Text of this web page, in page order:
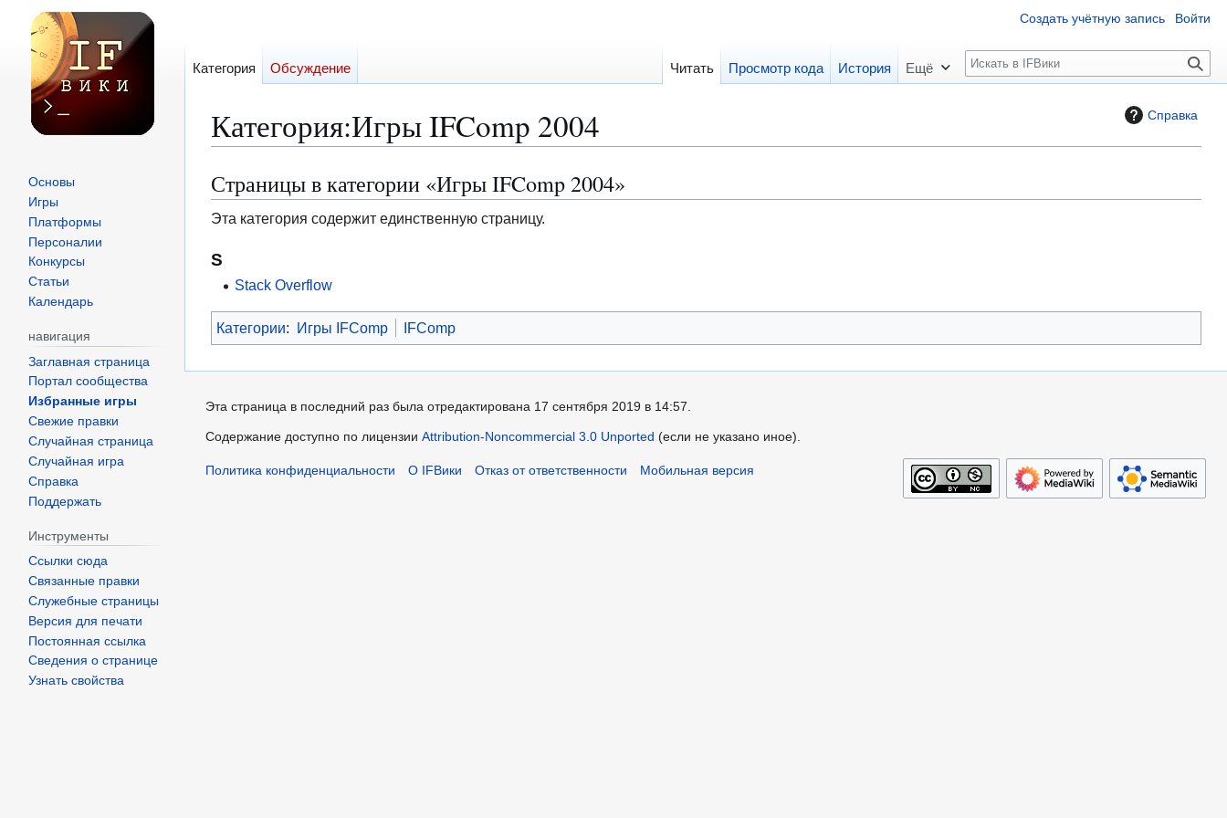
Справка
Категория:Игры IFComp 2004
Перейти
к
навигации
Перейти
к
поиску
Страницы в категории «Игры IFComp 2004»
Эта категория содержит единственную страницу.
S
Stack Overflow
Категории: Игры IFComp IFComp
Создать учётную запись Войти
Категория Обсуждение Читать Просмотр кода История Ещё
П
о
к
Основы
Игры
Платформы
Персоналии
Конкурсы
Статьи
Календарь
навигация
Заглавная страница
Портал сообщества
Избранные игры
Свежие правки
Случайная страница
Случайная игра
Справка
Поддержать
Инструменты
Ссылки сюда
Связанные правки
Служебные страницы
Версия для печати
Постоянная ссылка
Сведения о странице
Узнать свойства
Эта страница в последний раз была отредактирована 17 сентября 2019 в 14:57.
Содержание доступно по лицензииAttribution-Noncommercial 3.0 Unported (если не указано иное).
Политика конфиденциальности О IFВики Отказ от ответственности Мобильная версия